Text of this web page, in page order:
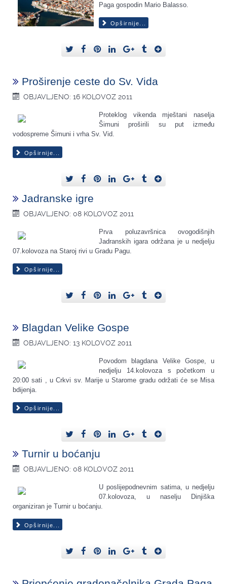
Paga gospodin Mario Balasso.
Opširnije...
Proširenje ceste do Sv. Vida
OBJAVLJENO: 16 KOLOVOZ 2011
Proteklog vikenda mještani naselja
Šimuni proširili su put između
vodospreme Šimuni i vrha Sv. Vid.
Opširnije...
Jadranske igre
OBJAVLJENO: 08 KOLOVOZ 2011
Prva poluzavršnica ovogodišnjih
Jadranskih igara održana je u nedjelju
07.kolovoza na Staroj rivi u Gradu Pagu.
Opširnije...
Blagdan Velike Gospe
OBJAVLJENO: 13 KOLOVOZ 2011
Povodom blagdana Velike Gospe, u
nedjelju 14.kolovoza s početkom u
20:00 sati , u Crkvi sv. Marije u Starome gradu održati će se Misa
bdijenja.
Opširnije...
Turnir u boćanju
OBJAVLJENO: 08 KOLOVOZ 2011
U poslijepodnevnim satima, u nedjelju
07.kolovoza, u naselju Dinjiška
organiziran je Turnir u boćanju.
Opširnije...